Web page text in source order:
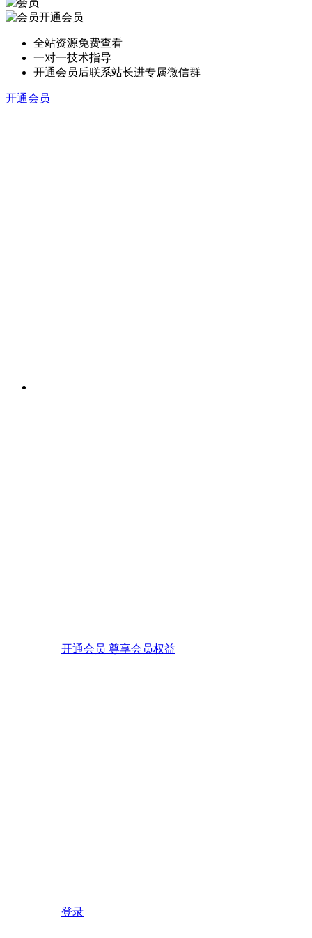
开通会员
全站资源免费查看
一对一技术指导
开通会员后联系站长进专属微信群
开通会员
开通会员 尊享会员权益
登录